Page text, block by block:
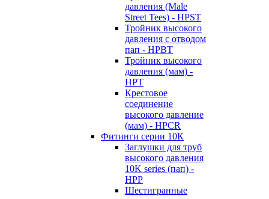
давления (Male
Street Tees) - HPST
Тройник высокого
давления с отводом
пап - HPBT
Тройник высокого
давления (мам) -
HPT
Крестовое
соединение
высокого давление
(мам) - HPCR
Фитинги серии 10К
Заглушки для труб
высокого давления
10K series (пап) -
HPP
Шестигранные